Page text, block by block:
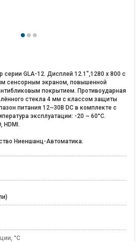
GLA-12. Дисплей 12.1",1280 х 800 с
сенсорным экраном, повышенной
покрытием. Противоударная
стекла 4 мм с классом защиты
питания 12~30В DC в комплекте с
эксплуатации: -20 ~ 60°C.
HDMI.
Ниеншанц-Автоматика.
°C